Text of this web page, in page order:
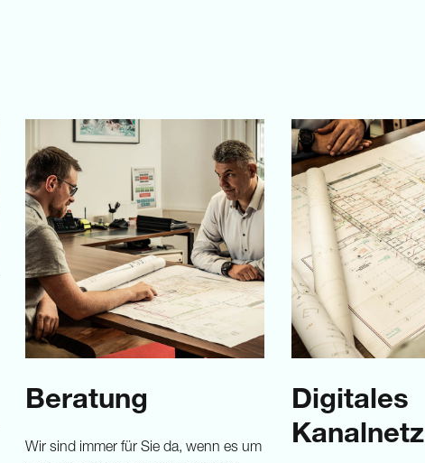
Beratung
Wir sind immer für Sie da, wenn es um
Digitales
Kanalnetz